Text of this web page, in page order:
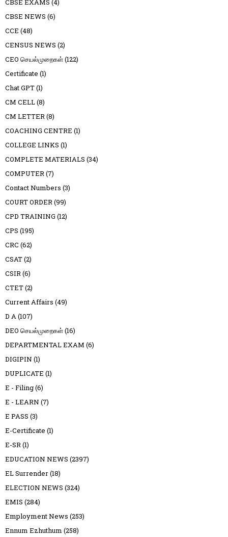
CBSE EXAMS (4)
CBSE NEWS (6)
CCE (48)
CENSUS NEWS (2)
CEO செயல்முறைகள்(122)
Certificate (1)
Chat GPT(1)
CM CELL(8)
CM LETTER(8)
COACHING CENTRE (1)
COLLEGE LINKS (1)
COMPLETE MATERIALS (34)
COMPUTER(7)
Contact Numbers (3)
COURT ORDER(99)
CPD TRAINING (12)
CPS (195)
CRC (62)
CSAT(2)
CSIR(6)
CTET(2)
Current Affairs (49)
D A(107)
DEO செயல்முறைகள்(16)
DEPARTMENTAL EXAM (6)
DIGIPIN (1)
DUPLICATE (1)
E - Filing(6)
E - LEARN (7)
E PASS (3)
E-Certificate (1)
E-SR(1)
EDUCATION NEWS (2397)
EL Surrender(18)
ELECTION NEWS (324)
EMIS (284)
Employment News (253)
Ennum Ezhuthum (258)